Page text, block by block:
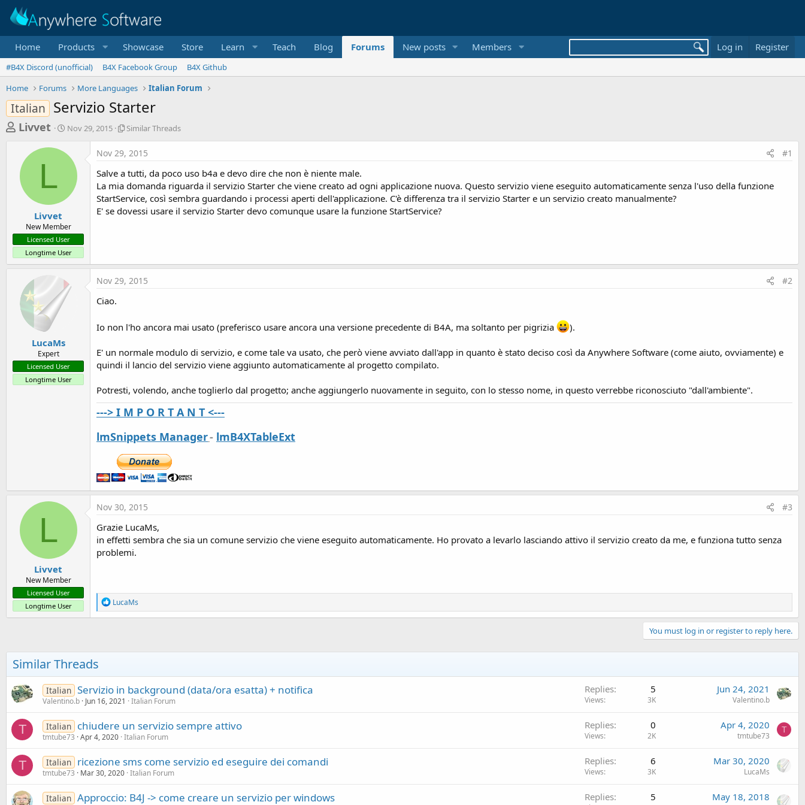
Home Products Showcase Store Learn Teach Blog Forums New posts Members Log in Register
#B4X Discord (unofficial) B4X Facebook Group
B4X Github
Home
Forums More Languages Italian Forum
Italian Servizio Starter
T
e
a
t
a
r
e
r
Livvet
S
r
t
Nov 29, 2015
S
a
r
T
h
s
Similar Threads
L
Livvet
New Member
Licensed User
Longtime User
Nov 29, 2015 #1
Salve a tutti, da poco uso b4a e devo dire che non è niente male.
La mia domanda riguarda il servizio Starter che viene creato ad ogni applicazione nuova. Questo servizio viene eseguito automaticamente senza l'uso della funzione
StartService, così sembra guardando i processi aperti dell'applicazione. C'è differenza tra il servizio Starter e un servizio creato manualmente?
E' se dovessi usare il servizio Starter devo comunque usare la funzione StartService?
LucaMs
Expert
Licensed User
Longtime User
Nov 29, 2015 #2
Ciao.
Io non l'ho ancora mai usato (preferisco usare ancora una versione precedente di B4A, ma soltanto per pigrizia ).
E' un normale modulo di servizio, e come tale va usato, che però viene avviato dall'app in quanto è stato deciso così da Anywhere Software (come aiuto, ovviamente) e
quindi il lancio del servizio viene aggiunto automaticamente al progetto compilato.
Potresti, volendo, anche toglierlo dal progetto; anche aggiungerlo nuovamente in seguito, con lo stesso nome, in questo verrebbe riconosciuto "dall'ambiente".
---> I M P O R T A N T <---
lmSnippets Manager- lmB4XTableExt
L
Livvet
New Member
Licensed User
Longtime User
Nov 30, 2015 #3
Grazie LucaMs,
in effetti sembra che sia un comune servizio che viene eseguito automaticamente. Ho provato a levarlo lasciando attivo il servizio creato da me, e funziona tutto senza
problemi.
R
e
a
s
:
LucaMs
You must log in or register to reply here.
Similar Threads
Italian Servizio in background (data/ora esatta) + notifica
Valentino.b Jun 16, 2021 Italian Forum
Replies 5
Views 3K
Jun 24, 2021
Valentino.b
T Italian chiudere un servizio sempre attivo
tmtube73 Apr 4, 2020 Italian Forum
Replies 0
Views 2K
Apr 4, 2020
tmtube73
T
T Italian ricezione sms come servizio ed eseguire dei comandi
tmtube73 Mar 30, 2020 Italian Forum
Replies 6
Views 3K
Mar 30, 2020
LucaMs
Italian Approccio: B4J -> come creare un servizio per windows Replies 5 May 18, 2018